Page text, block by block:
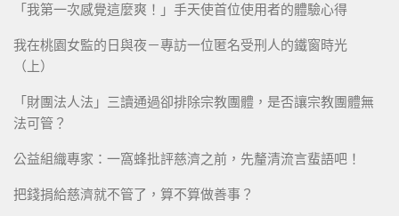
「我第一次感覺這麼爽！」手天使首位使用者的體驗心得
我在桃園女監的日與夜－專訪一位匿名受刑人的鐵窗時光
（上）
「財團法人法」三讀通過卻排除宗教團體，是否讓宗教團體無
法可管？
公益組織專家：一窩蜂批評慈濟之前，先釐清流言蜚語吧！
把錢捐給慈濟就不管了，算不算做善事？